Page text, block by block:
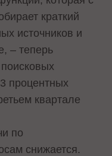
краткий
источников и
– теперь
процентных
квартале
по
снижается.